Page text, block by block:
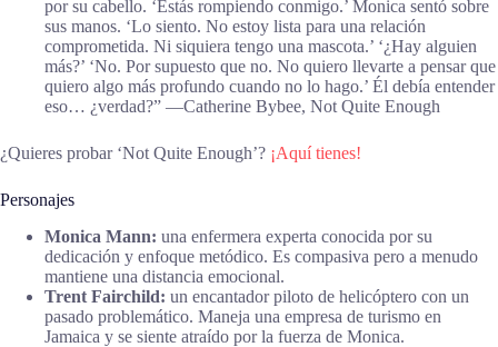
por su cabello. ‘Estás rompiendo conmigo.’ Monica sentó sobre
sus manos. ‘Lo siento. No estoy lista para una relación
comprometida. Ni siquiera tengo una mascota.’ ‘¿Hay alguien
más?’ ‘No. Por supuesto que no. No quiero llevarte a pensar que
quiero algo más profundo cuando no lo hago.’ Él debía entender
eso… ¿verdad?” ―Catherine Bybee, Not Quite Enough
¿Quieres probar ‘Not Quite Enough’? ¡Aquí tienes!
Personajes
Monica Mann: una enfermera experta conocida por su
dedicación y enfoque metódico. Es compasiva pero a menudo
mantiene una distancia emocional.
Trent Fairchild: un encantador piloto de helicóptero con un
pasado problemático. Maneja una empresa de turismo en
Jamaica y se siente atraído por la fuerza de Monica.